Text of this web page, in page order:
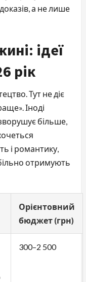
а не лише
ідеї
рік
Тут не діє
Іноді
більше,
і романтику,
отримують
Орієнтовний
бюджет (грн)
300–2 500